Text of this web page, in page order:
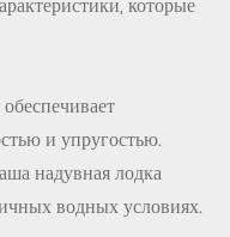
и упругостью.
надувная лодка
водных условиях.